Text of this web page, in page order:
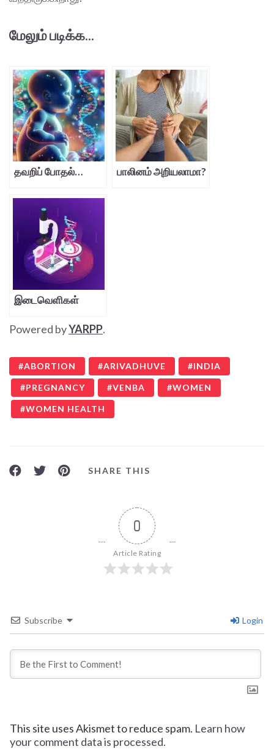
மேலும் படிக்க...
தவறிப் போதல்… பாலினம் அறியலாமா?
இடைவெளிகள்
Powered byYARPP.
ABORTION ARIVADHUVE INDIA
PREGNANCY VENBA WOMEN
WOMEN HEALTH
SHARE THIS
0
Article Rating
Subscribe Login
This site uses Akismet to reduce spam. Learn how
your comment data is processed.